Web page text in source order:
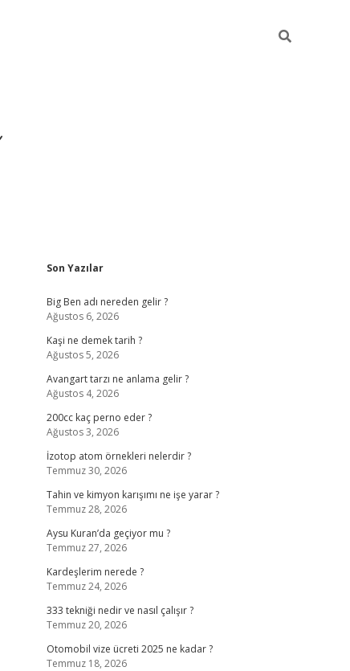
Sidebar
Son Yazılar
Big Ben adı nereden gelir ?
Ağustos 6, 2026
Kaşi ne demek tarih ?
Ağustos 5, 2026
Avangart tarzı ne anlama gelir ?
Ağustos 4, 2026
200cc kaç perno eder ?
Ağustos 3, 2026
İzotop atom örnekleri nelerdir ?
Temmuz 30, 2026
Tahin ve kimyon karışımı ne işe yarar ?
Temmuz 28, 2026
Aysu Kuran’da geçiyor mu ?
Temmuz 27, 2026
Kardeşlerim nerede ?
Temmuz 24, 2026
333 tekniği nedir ve nasıl çalışır ?
Temmuz 20, 2026
Otomobil vize ücreti 2025 ne kadar ?
Temmuz 18, 2026